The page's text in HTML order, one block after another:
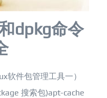
dpkg命令
软件包管理工具一）
搜索包)apt-cache